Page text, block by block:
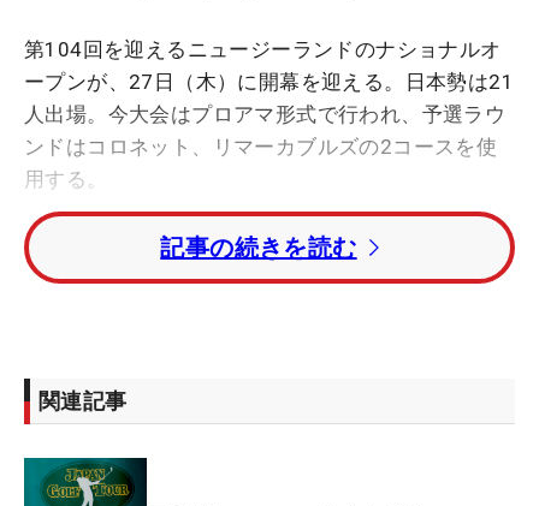
第104回を迎えるニュージーランドのナショナルオ
ープンが、27日（木）に開幕を迎える。日本勢は21
人出場。今大会はプロアマ形式で行われ、予選ラウ
ンドはコロネット、リマーカブルズの2コースを使
用する。
開催に先立ち、初日の組み合わせが発表された。大
会初出場の石川遼は稲森佑貴と同組で、現地時間午
昨年大会でプロ初優勝を挙げた幡地隆寛は、阿久津
になった。
記事の続きを読む
関連記事